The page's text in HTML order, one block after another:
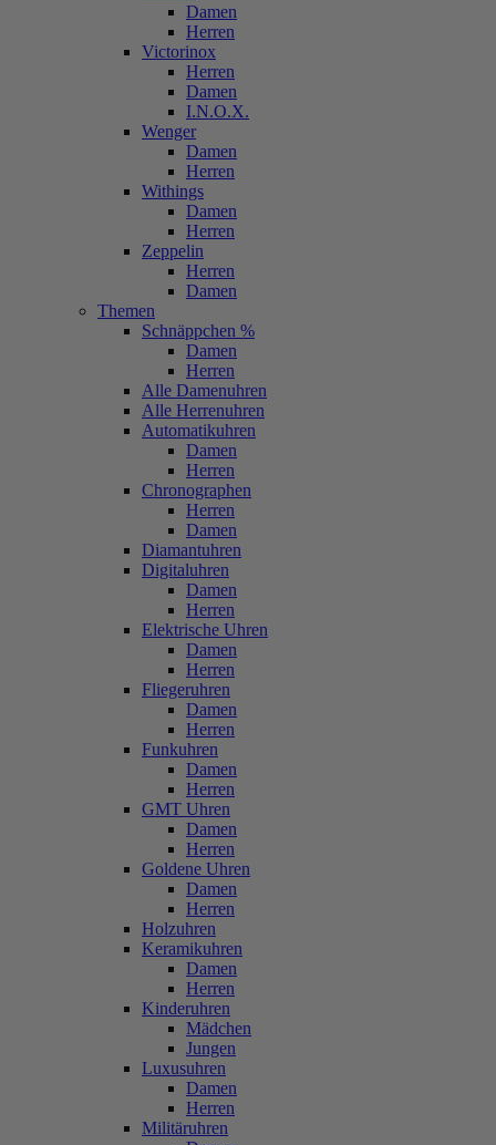
Damen
Herren
Victorinox
Herren
Damen
I.N.O.X.
Wenger
Damen
Herren
Withings
Damen
Herren
Zeppelin
Herren
Damen
Themen
Schnäppchen %
Damen
Herren
Alle Damenuhren
Alle Herrenuhren
Automatikuhren
Damen
Herren
Chronographen
Herren
Damen
Diamantuhren
Digitaluhren
Damen
Herren
Elektrische Uhren
Damen
Herren
Fliegeruhren
Damen
Herren
Funkuhren
Damen
Herren
GMT Uhren
Damen
Herren
Goldene Uhren
Damen
Herren
Holzuhren
Keramikuhren
Damen
Herren
Kinderuhren
Mädchen
Jungen
Luxusuhren
Damen
Herren
Militäruhren